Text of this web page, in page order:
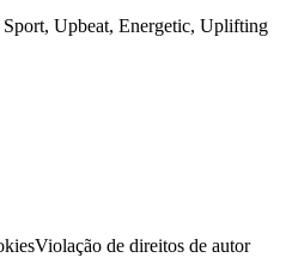
Upbeat, Energetic, Uplifting
Violação de direitos de autor